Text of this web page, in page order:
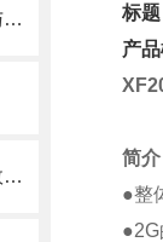
现代威亚立式加工中心的操作技巧与注意事项
现代威亚卧式加工中心如何实现高效生产？
标
产
简介
●整